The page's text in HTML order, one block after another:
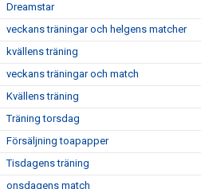
Dreamstar
veckans träningar och helgens matcher
kvällens träning
veckans träningar och match
Kvällens träning
Träning torsdag
Försäljning toapapper
Tisdagens träning
onsdagens match